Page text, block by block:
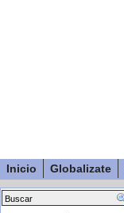
Inicio Globalizate